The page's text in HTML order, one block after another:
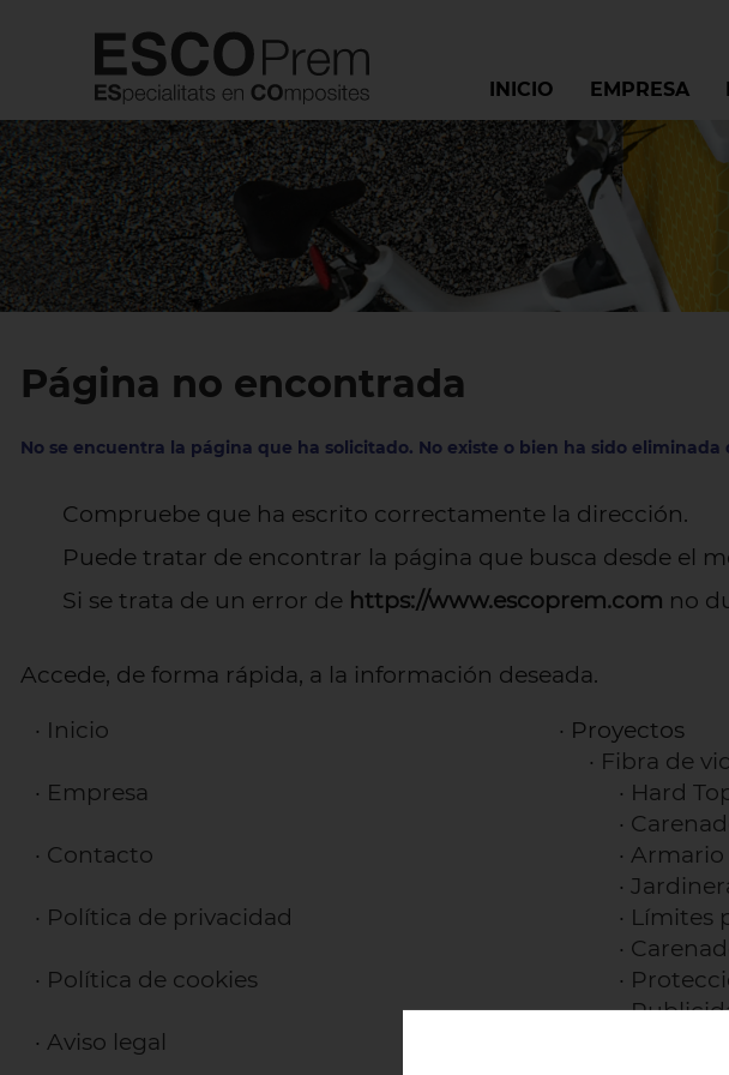
INICIO EMPRESA
Página no encontrada
No se encuentra la página que ha solicitado. No existe o bien ha sido eliminada
Compruebe que ha escrito correctamente la dirección.
Puede tratar de encontrar la página que busca desde el
Si se trata de un error de https://www.escoprem.com no
Accede, de forma rápida, a la información deseada.
· Inicio
· Empresa
· Contacto
· Política de privacidad
· Política de cookies
·Aviso legal
· Proyectos
· Fibra de
· Hard
·
· Armario
·
· Límites
·
·
·